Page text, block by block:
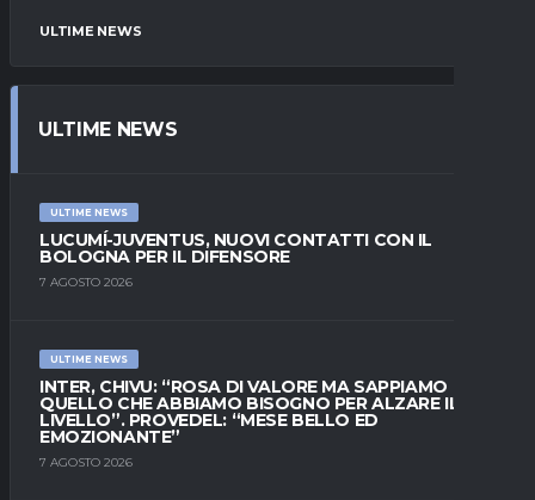
ULTIME NEWS
ULTIME NEWS
ULTIME NEWS
LUCUMÍ-JUVENTUS, NUOVI CONTATTI CON IL
BOLOGNA PER IL DIFENSORE
7 AGOSTO 2026
ULTIME NEWS
INTER, CHIVU: “ROSA DI VALORE MA SAPPIAMO
QUELLO CHE ABBIAMO BISOGNO PER ALZARE IL
LIVELLO”. PROVEDEL: “MESE BELLO ED
EMOZIONANTE”
7 AGOSTO 2026